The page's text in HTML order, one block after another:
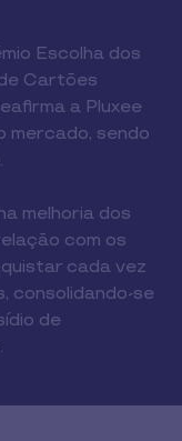
Escolha dos
Cartões
a Pluxee
mercado, sendo
melhoria dos
com os
cada vez
consolidando-se
de